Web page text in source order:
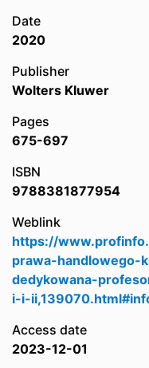
Date
2020
Publisher
Wolters Kluwer
Pages
675-697
ISBN
9788381877954
Weblink
https://
prawa-handlowego-
dedykowana-
i-i-
Access date
2023-12-01